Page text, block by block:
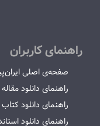
راهنمای کاربران
صفحه‌ی اصلی
راهنمای دانلود مقاله
راهنمای دانلود کتاب
راهنمای دانلود